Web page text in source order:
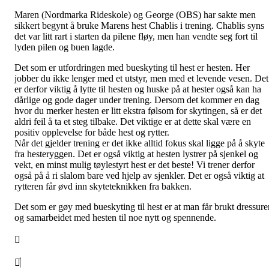
Maren (Nordmarka Rideskole) og George (OBS) har sakte men
sikkert begynt å bruke Marens hest Chablis i trening. Chablis syns
det var litt rart i starten da pilene fløy, men han vendte seg fort til
lyden pilen og buen lagde.
Det som er utfordringen med bueskyting til hest er hesten. Her
jobber du ikke lenger med et utstyr, men med et levende vesen. Det
er derfor viktig å lytte til hesten og huske på at hester også kan ha
dårlige og gode dager under trening. Dersom det kommer en dag
hvor du merker hesten er litt ekstra følsom for skytingen, så er det
aldri feil å ta et steg tilbake. Det viktige er at dette skal være en
positiv opplevelse for både hest og rytter.
Når det gjelder trening er det ikke alltid fokus skal ligge på å skyte
fra hesteryggen. Det er også viktig at hesten lystrer på sjenkel og
vekt, en minst mulig tøylestyrt hest er det beste! Vi trener derfor
også på å ri slalom bare ved hjelp av sjenkler. Det er også viktig at
rytteren får øvd inn skyteteknikken fra bakken.
Det som er gøy med bueskyting til hest er at man får brukt
og samarbeidet med hesten til noe nytt og spennende.